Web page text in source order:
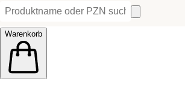
Warenkorb